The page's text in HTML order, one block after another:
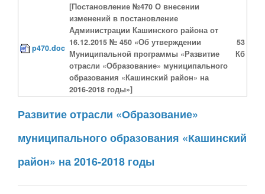
p470.doc
[Постановление №470 О внесении
изменений в постановление
Администрации Кашинского района от
16.12.2015 № 450 «Об утверждении
Муниципальной программы «Развитие
отрасли «Образование» муниципального
образования «Кашинский район» на
2016-2018 годы»]
53
Кб
Развитие отрасли «Образование»
муниципального образования «Кашинский
район» на 2016-2018 годы